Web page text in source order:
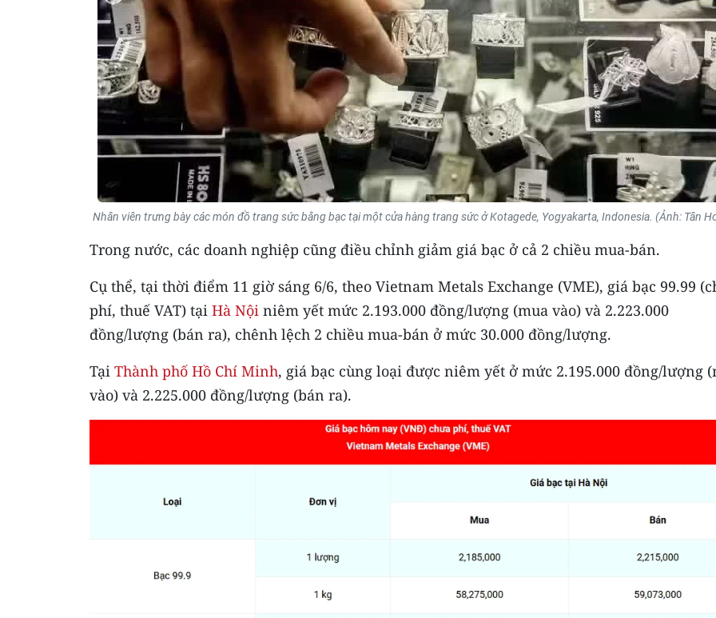
Nhân viên trưng bày các món đồ trang sức bằng bạc tại một cửa hàng trang sức ở Kotagede, Yogyakarta, Indonesia. (Ảnh: Tân
Trong nước, các doanh nghiệp cũng điều chỉnh giảm giá bạc ở cả 2 chiều mua-bán.
Cụ thể, tại thời điểm 11 giờ sáng 6/6, theo Vietnam Metals Exchange (VME), giá bạc 99.99
phí, thuế VAT) tại Hà Nội niêm yết mức 2.193.000 đồng/lượng (mua vào) và 2.223.000
đồng/lượng (bán ra), chênh lệch 2 chiều mua-bán ở mức 30.000 đồng/lượng.
Tại Thành phố Hồ Chí Minh, giá bạc cùng loại được niêm yết ở mức 2.195.000 đồng/lượng
vào) và 2.225.000 đồng/lượng (bán ra).